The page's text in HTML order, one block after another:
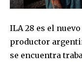
ILA 28 es el
productor
se encuentra